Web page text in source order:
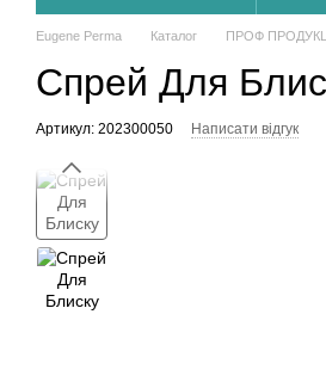
Eugene Perma Каталог ПРОФ
Спрей Для
Артикул: 202300050 Написати відгук